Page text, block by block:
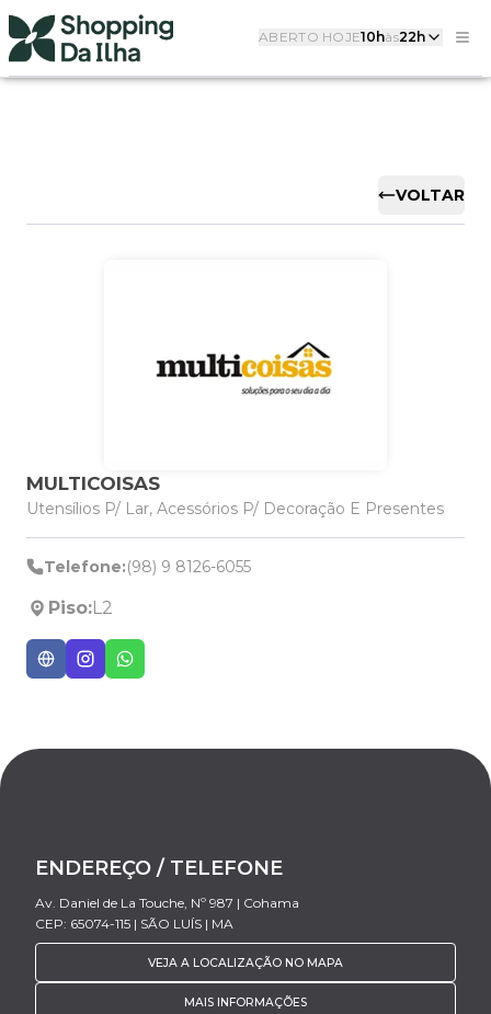
ABERTO HOJE10hàs22h
VOLTAR
MULTICOISAS
Utensílios P/ Lar, Acessórios P/ Decoração E Presentes
Telefone:(98) 9 8126-6055
Piso:L2
ENDEREÇO / TELEFONE
Av. Daniel de La Touche, Nº 987 | Cohama
CEP: 65074-115 | SÃO LUÍS | MA
VEJA A LOCALIZAÇÃO NO MAPA
MAIS INFORMAÇÕES